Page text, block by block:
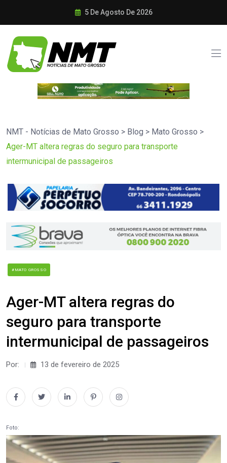
5 De Agosto De 2026
NMT - Notícias de Mato Grosso > Blog > Mato Grosso >
Ager-MT altera regras do seguro para transporte
intermunicipal de passageiros
#MATO GROSSO
Ager-MT altera regras do
seguro para transporte
intermunicipal de passageiros
Por: 13 de fevereiro de 2025
Foto: